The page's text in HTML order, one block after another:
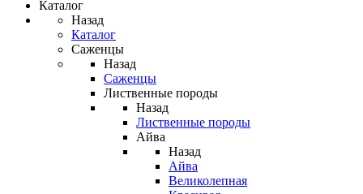
Каталог
Назад
Каталог
Саженцы
Назад
Саженцы
Лиственные породы
Назад
Лиственные породы
Айва
Назад
Айва
Великолепная